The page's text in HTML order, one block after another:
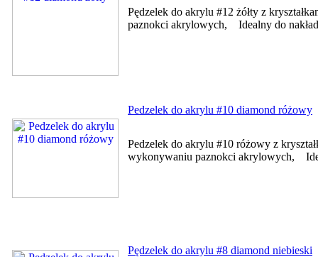
Pędzelek do akrylu #12 żółty z
paznokci akrylowych, Idealny do
Pedzelek do akrylu #10 diamond różowy
Pedzelek do akrylu #10 różowy z
wykonywaniu paznokci akrylowych,
Pędzelek do akrylu #8 diamond niebieski